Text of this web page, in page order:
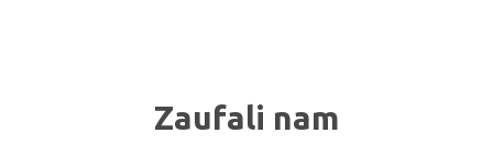
Zaufali nam